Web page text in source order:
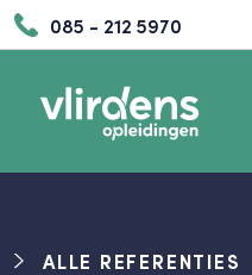
085 - 212 5970
ALLE REFERENTIES